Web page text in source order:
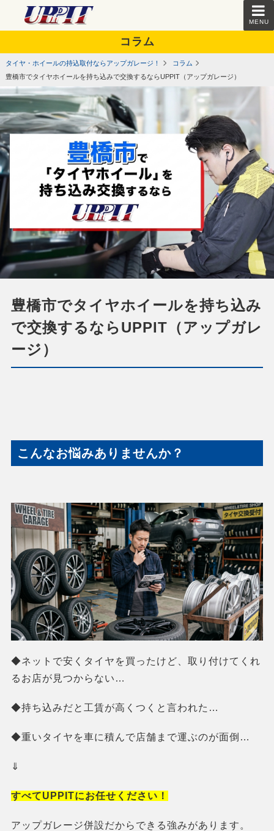
MENU
コラム
タイヤ・ホイールの持込取付ならアップガレージ！
コラム
豊橋市でタイヤホイールを持ち込みで交換するならUPPIT（アップガレージ）
豊橋市でタイヤホイールを持ち込み
で交換するならUPPIT（アップガレ
ージ）
こんなお悩みありませんか？
◆ネットで安くタイヤを買ったけど、取り付けてくれ
るお店が見つからない…
◆持ち込みだと工賃が高くつくと言われた…
◆重いタイヤを車に積んで店舗まで運ぶのが面倒…
⇓
すべてUPPITにお任せください！
アップガレージ併設だからできる強みがあります。